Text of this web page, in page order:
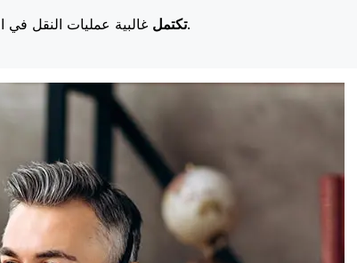
تكتملغالبية عمليات النقل في اليوم نفسه. نحن ندرك أن التوقيت مهم عندما يتعلق الأمر بأموالك.